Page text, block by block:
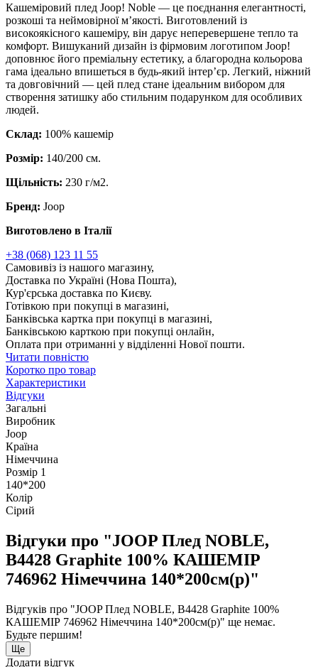
Кашеміровий плед Joop! Noble — це поєднання елегантності,
розкоші та неймовірної м’якості. Виготовлений із
високоякісного кашеміру, він дарує неперевершене тепло та
комфорт. Вишуканий дизайн із фірмовим логотипом Joop!
доповнює його преміальну естетику, а благородна кольорова
гама ідеально впишеться в будь-який інтер’єр. Легкий, ніжний
та довговічний — цей плед стане ідеальним вибором для
створення затишку або стильним подарунком для особливих
людей.
Склад: 100% кашемір
Розмір: 140/200 см.
Щільність: 230 г/м2.
Бренд: Joop
Виготовлено в Італії
+38 (068) 123 11 55
Самовивіз із нашого магазину,
Доставка по Україні (Нова Пошта),
Кур'єрська доставка по Києву.
Готівкою при покупці в магазині,
Банківська картка при покупці в магазині,
Банківською карткою при покупці онлайн,
Оплата при отриманні у відділенні Нової пошти.
Читати повністю
Коротко про товар
Характеристики
Відгуки
Загальні
Виробник
Joop
Країна
Німеччина
Розмір 1
140*200
Колір
Сірий
Відгуки про "JOOP Плед NOBLE,
B4428 Graphite 100% КАШЕМІР
746962 Німеччина 140*200см(р)"
Відгуків про "JOOP Плед NOBLE, B4428 Graphite 100%
КАШЕМІР 746962 Німеччина 140*200см(р)" ще немає.
Будьте першим!
Ще
Додати відгук